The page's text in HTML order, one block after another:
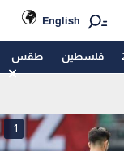
English
فلسطين طقس
1